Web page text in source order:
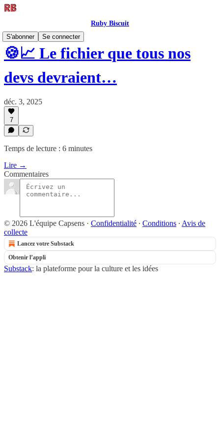
Ruby Biscuit
S'abonner
Se connecter
🍪📈 Le fichier que tous nos
devs devraient…
déc. 3, 2025
7
Temps de lecture : 6 minutes
Lire →
Commentaires
© 2026 L'équipe Capsens · Confidentialité ∙ Conditions ∙ Avis de
collecte
Lancez votre Substack
Obtenir l’appli
Substack: la plateforme pour la culture et les idées